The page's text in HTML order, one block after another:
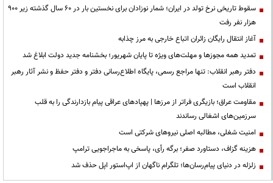
سقوط تاریخی نرخ تولد در ایران؛ شمار نوزادان برای نخستین بار در ۶۰ سال گذشته زیر ۹۰۰
هزار نفر رفت
آغاز انتقال رایگان زائران اتباع خارجی به مرز چذابه
تمدید همه مجوزها و مهلت‌های ویژه تا پایان شهریور؛ بخشنامه جدید دولت ابلاغ شد
دفتر رهبر انقلاب: تنها مراجع رسمی، پایگاه اطلاع‌رسانی دفتر و دفتر حفظ و نشر آثار رهبر
انقلاب است
مقاومت عراق؛ بازیگری فراتر از مرزها | پهپادهای عراقی پیام بازدارندگی را به قلب
سرزمین‌های اشغالی رساندند
‌امنیت شغلی، مطالبه اصلی نیروهای شرکتی است
هزینه گزاف، دستاورد صفر؛ برگه رأی، پاسخی به ماجراجویی ترامپ
زلزله در دنیای پیام‌رسان‌ها؛ تلگرام ناگهان از اپ‌استور اپل حذف شد